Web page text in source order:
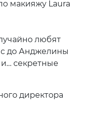
макияжу Laura
любят
до Анджелины
секретные
директора